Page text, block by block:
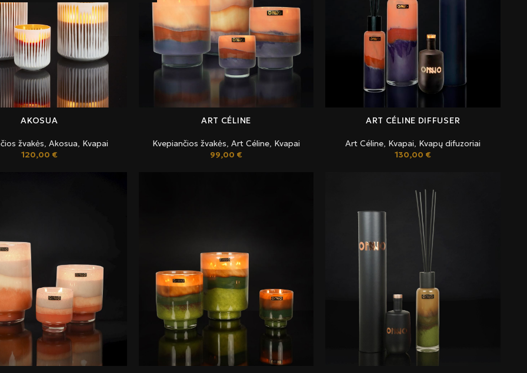
AKOSUA
žvakės ,Akosua Kvapai
120,00 €
ART CÉLINE
Kvepiančios žvakės Art Céline, Kvapai
99,00 €
ART CÉLINE DIFFUSER
Art Céline, Kvapai, Kvapų difuzoriai
130,00 €